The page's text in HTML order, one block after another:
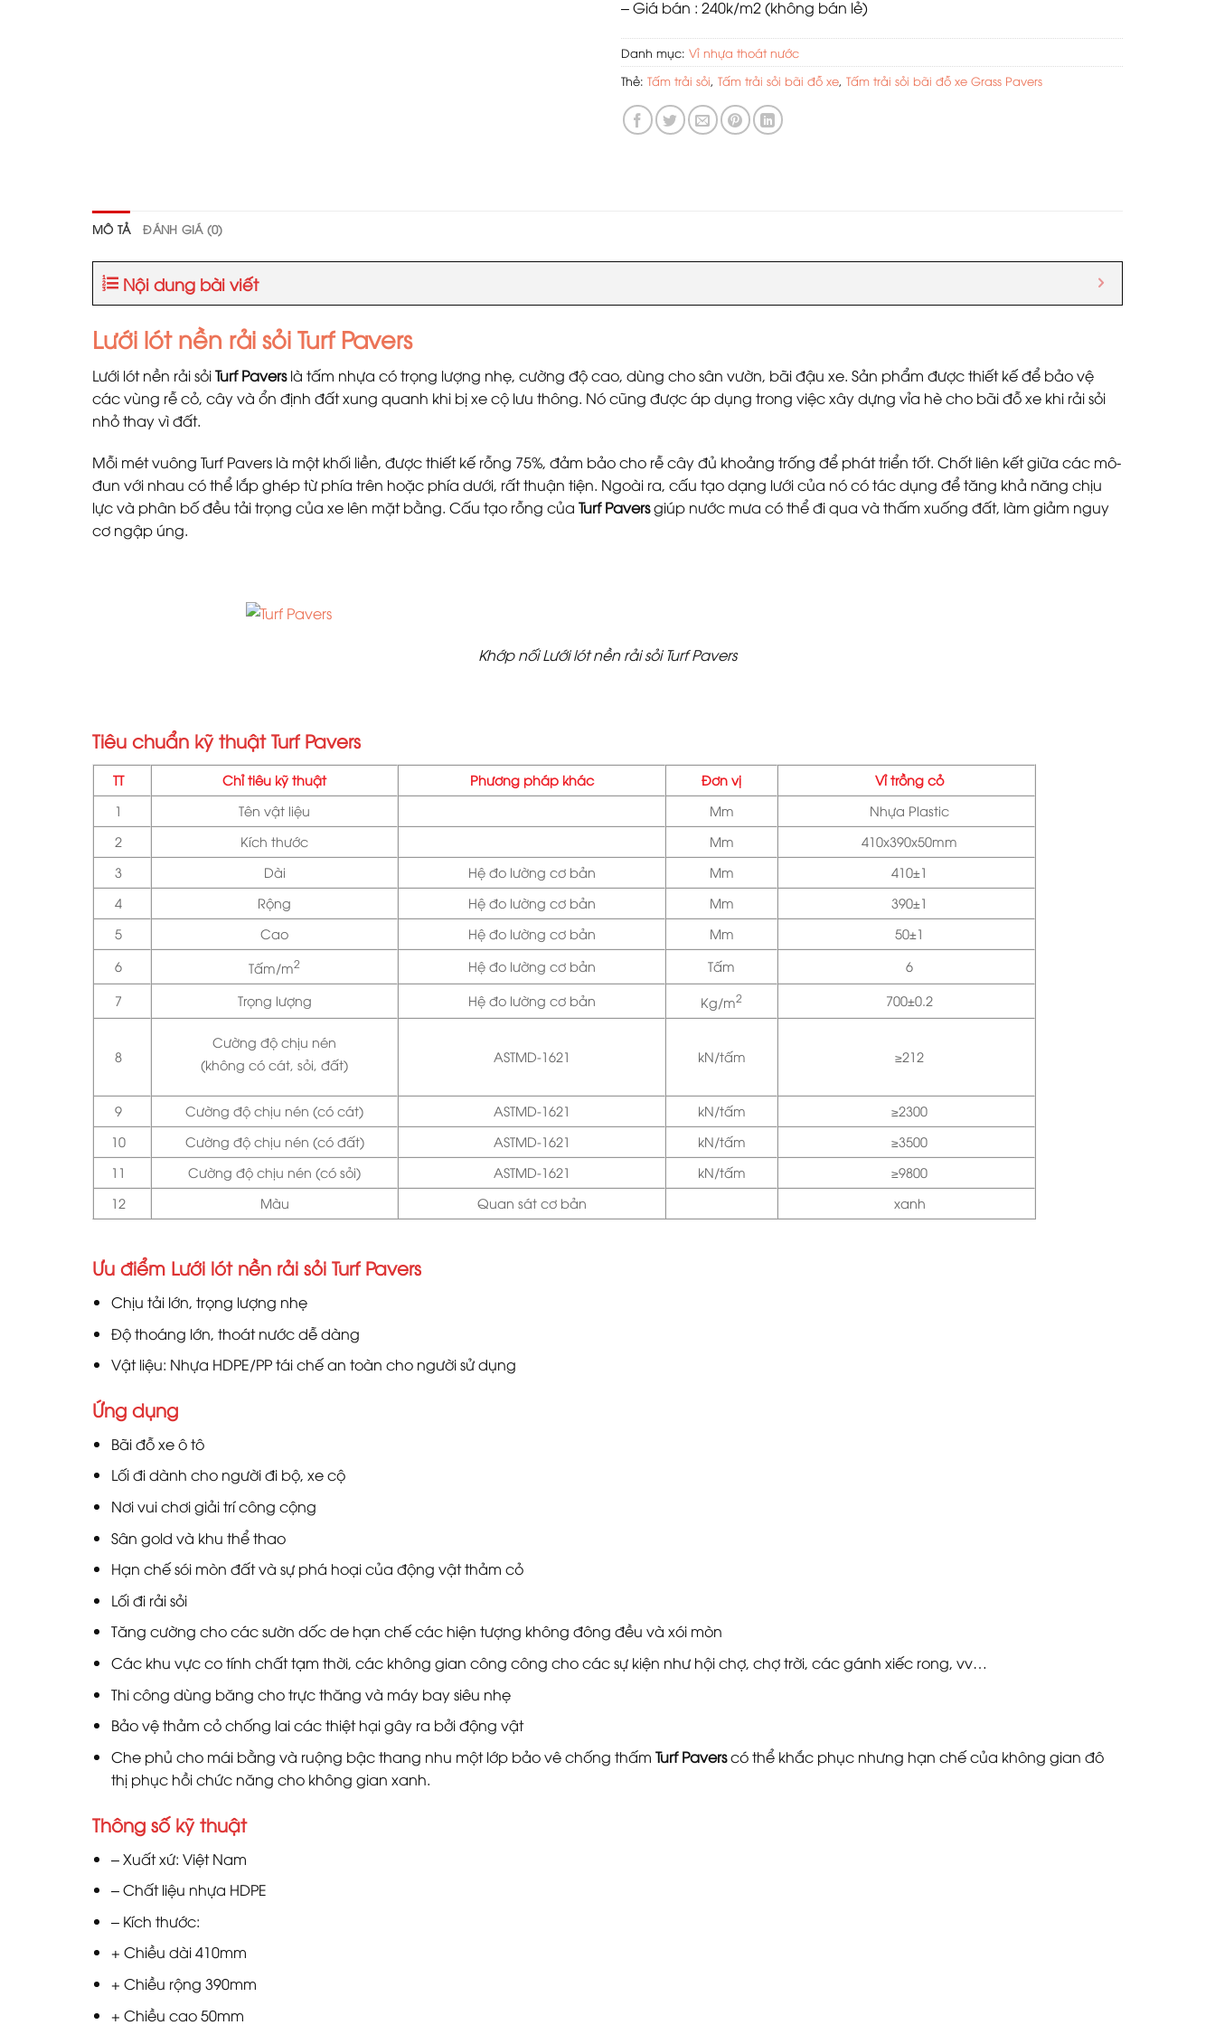
– Giá bán : 240k/m2 (không bán lẻ)
Danh mục: Vỉ nhựa thoát nước
Thẻ: Tấm trải sỏi Tấm trải sỏi bãi đỗ xe Tấm trải sỏi bãi đỗ xe Grass Pavers
MÔ TẢ ĐÁNH GIÁ (0)
Nội dung bài viết
Lưới lót nền rải sỏi Turf Pavers
Lưới lót nền rải sỏiTurf Paverslà tấm nhựa có trọng lượng nhẹ, cường độ cao, dùng cho sân vườn, bãi đậu xe. Sản phẩm được thiết kế để bảo vệ
các vùng rễ cỏ, cây và ổn định đất xung quanh khi bị xe cộ lưu thông. Nó cũng được áp dụng trong việc xây dựng vỉa hè cho bãi đỗ xe khi rải sỏi
nhỏ thay vì đất.
Mỗi mét vuông Turf Pavers là một khối liền, được thiết kế rỗng 75%, đảm bảo cho rễ cây đủ khoảng trống để phát triển tốt. Chốt liên kết giữa các mô-
đun với nhau có thể lắp ghép từ phía trên hoặc phía dưới, rất thuận tiện. Ngoài ra, cấu tạo dạng lưới của nó có tác dụng để tăng khả năng chịu
lực và phân bố đều tải trọng của xe lên mặt bằng. Cấu tạo rỗng của Turf Paversgiúp nước mưa có thể đi qua và thấm xuống đất, làm giảm nguy
cơ ngập úng.
Khớp nối Lưới lót nền rải sỏi Turf Pavers
Tiêu chuẩn kỹ thuật Turf Pavers
TT Chỉ tiêu kỹ thuật Phương pháp khác Đơn vị
Vỉ trồng cỏ
1
Tên vật liệu Mm
Nhựa Plastic
2
Kích thước Mm
410x390x50mm
3
Dài Hệ đo lường cơ bản Mm
410±1
4
Rộng Hệ đo lường cơ bản Mm
390±1
5
Cao Hệ đo lường cơ bản Mm
50±1
6
Tấm/m2 Hệ đo lường cơ bản Tấm
6
7
Trọng lượng Hệ đo lường cơ bản Kg/m2 700±0.2
8
Cường độ chịu nén
(không có cát, sỏi, đất)
ASTMD-1621 kN/tấm ≥212
9 Cường độ chịu nén (có cát) ASTMD-1621 kN/tấm
≥2300
10
Cường độ chịu nén (có đất) ASTMD-1621 kN/tấm
≥3500
11
Cường độ chịu nén (có sỏi) ASTMD-1621 kN/tấm
≥9800
12
Màu Quan sát cơ bản xanh
Ưu điểm Lưới lót nền rải sỏi Turf Pavers
Chịu tải lớn, trọng lượng nhẹ
Độ thoáng lớn, thoát nước dễ dàng
Vật liệu: Nhựa HDPE/PP tái chế an toàn cho người sử dụng
Ứng dụng
Bãi đỗ xe ô tô
Lối đi dành cho người đi bộ, xe cộ
Nơi vui chơi giải trí công cộng
Sân gold và khu thể thao
Hạn chế sói mòn đất và sự phá hoại của động vật thảm cỏ
Lối đi rải sỏi
Tăng cường cho các sườn dốc de hạn chế các hiện tượng không đông đều và xói mòn
Các khu vực co tính chất tạm thời, các không gian công công cho các sự kiện như hội chợ, chợ trời, các gánh xiếc rong, vv…
Thi công dùng băng cho trực thăng và máy bay siêu nhẹ
Bảo vệ thảm cỏ chống lai các thiệt hại gây ra bởi động vật
Che phủ cho mái bằng và ruộng bậc thang nhu một lớp bảo vê chống thấm Turf Paverscó thể khắc phục nhưng hạn chế của không gian đô
thị phục hồi chức năng cho không gian xanh.
Thông số kỹ thuật
– Xuất xứ: Việt Nam
– Chất liệu nhựa HDPE
– Kích thước:
+ Chiều dài 410mm
+ Chiều rộng 390mm
+ Chiều cao 50mm